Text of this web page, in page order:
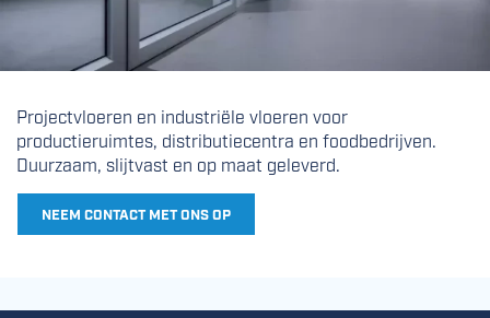
Projectvloeren en industriële vloeren voor
productieruimtes, distributiecentra en foodbedrijven.
Duurzaam, slijtvast en op maat geleverd.
NEEM CONTACT MET ONS OP